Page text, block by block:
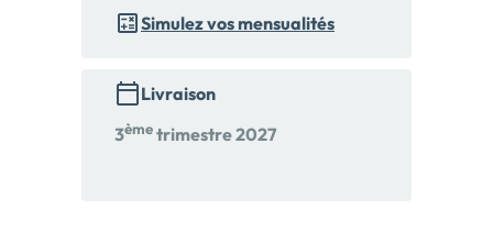
Simulez vos mensualités
Livraison
3èmetrimestre 2027